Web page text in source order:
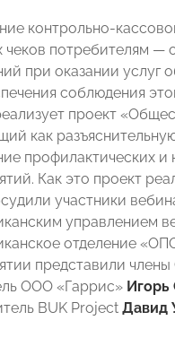
контрольно-
чеков потребителям —
при оказании услуг
соблюдения
проект
как
профилактических и
Как это проект
участники
управлением
отделение
представили
ООО «Гаррис» Игорь
BUK Project Давид